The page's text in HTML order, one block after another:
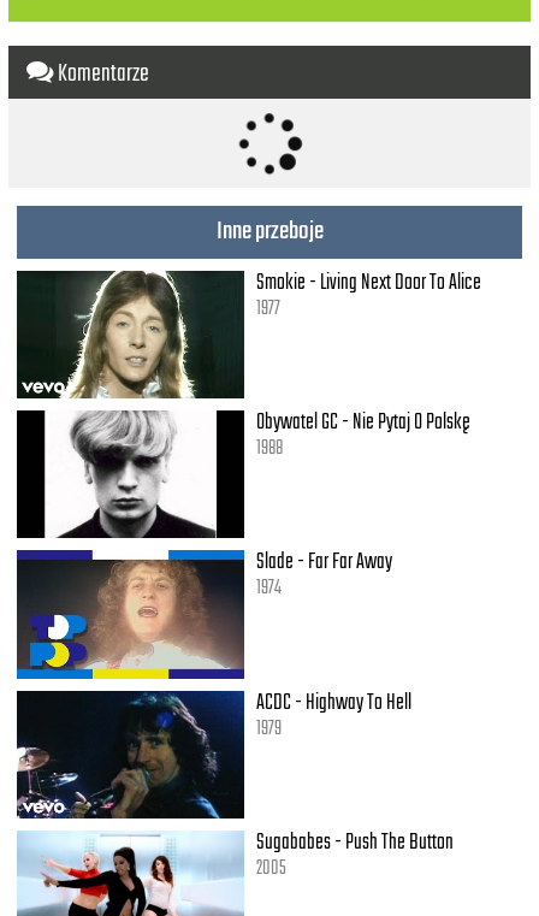
Yes, I do!
You and your pussycat lips!
You and your pussycat eyes!
You and your pussycat nose!
Komentarze
Inne przeboje
Smokie - Living Next Door To Alice
1977
Obywatel GC - Nie Pytaj O Polskę
1988
Slade - Far Far Away
1974
ACDC - Highway To Hell
1979
Sugababes - Push The Button
2005